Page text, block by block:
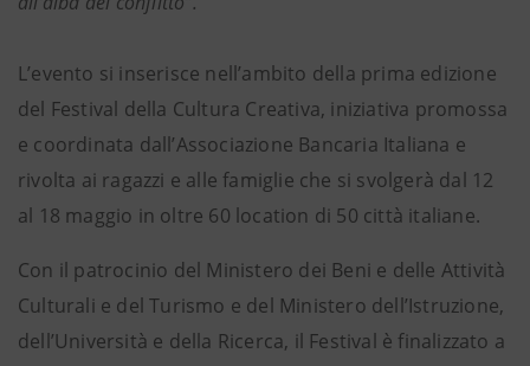
L’evento si inserisce nell’ambito della prima edizione
del Festival della Cultura Creativa, iniziativa promossa
e coordinata dall’Associazione Bancaria Italiana e
rivolta ai ragazzi e alle famiglie che si svolgerà dal 12
al 18 maggio in oltre 60 location di 50 città italiane.
Con il patrocinio del Ministero dei Beni e delle Attività
Culturali e del Turismo e del Ministero dell’Istruzione,
dell’Università e della Ricerca, il Festival è finalizzato a